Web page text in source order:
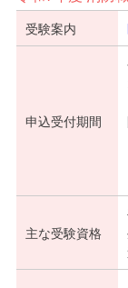
受験案内
申込受付期間
主な受験資格